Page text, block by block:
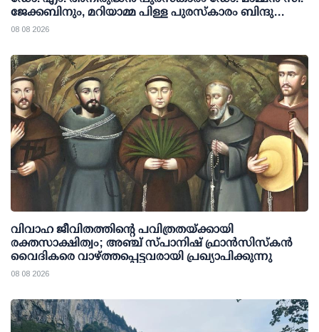
ജേക്കബിനും, മറിയാമ്മ പിള്ള പുരസ്‌കാരം ബിന്ദു
കാനയ്ക്കും
08 08 2026
വിവാഹ ജീവിതത്തിന്റെ പവിത്രതയ്ക്കായി
രക്തസാക്ഷിത്വം; അഞ്ച് സ്പാനിഷ് ഫ്രാന്‍സിസ്‌കന്‍
വൈദികരെ വാഴ്ത്തപ്പെട്ടവരായി പ്രഖ്യാപിക്കുന്നു
08 08 2026